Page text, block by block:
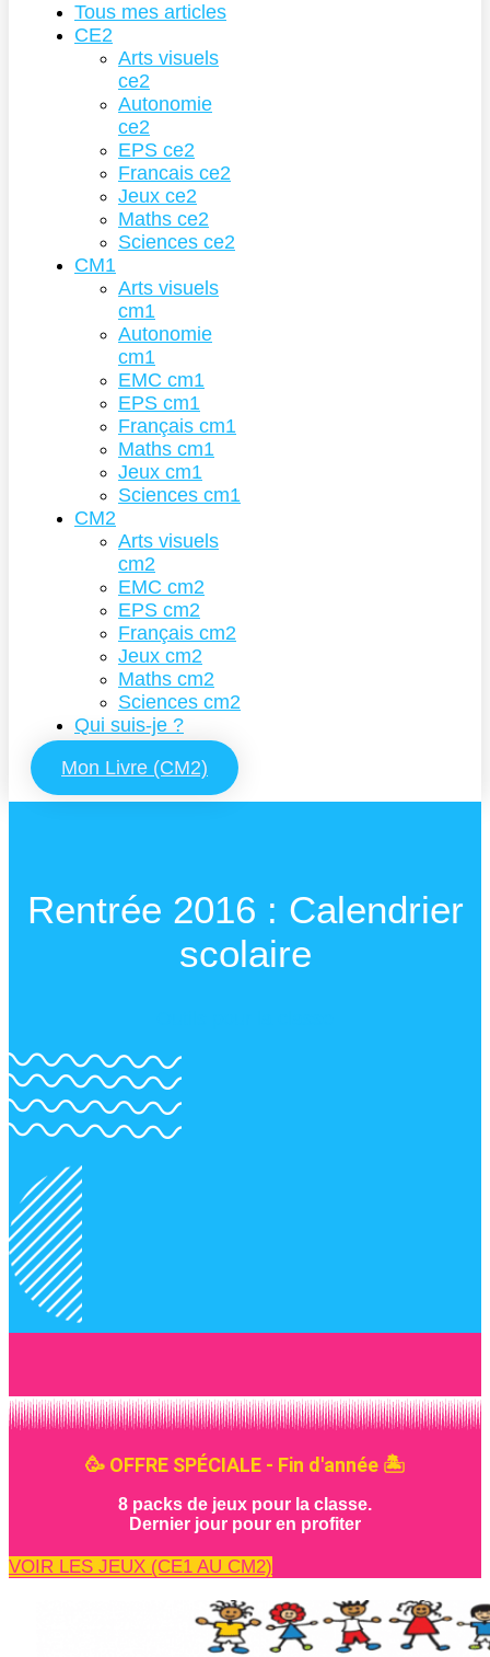
Tous mes articles
CE2
Arts visuels
ce2
Autonomie
ce2
EPS ce2
Francais ce2
Jeux ce2
Maths ce2
Sciences ce2
CM1
Arts visuels
cm1
Autonomie
cm1
EMC cm1
EPS cm1
Français cm1
Maths cm1
Jeux cm1
Sciences cm1
CM2
Arts visuels
cm2
EMC cm2
EPS cm2
Français cm2
Jeux cm2
Maths cm2
Sciences cm2
Qui suis-je ?
Mon Livre (CM2)
Rentrée 2016 : Calendrier
scolaire
🥳 OFFRE SPÉCIALE - Fin d'année 🏝️
8 packs de jeux pour la classe.
Dernier jour pour en profiter
VOIR LES JEUX (CE1 AU CM2)